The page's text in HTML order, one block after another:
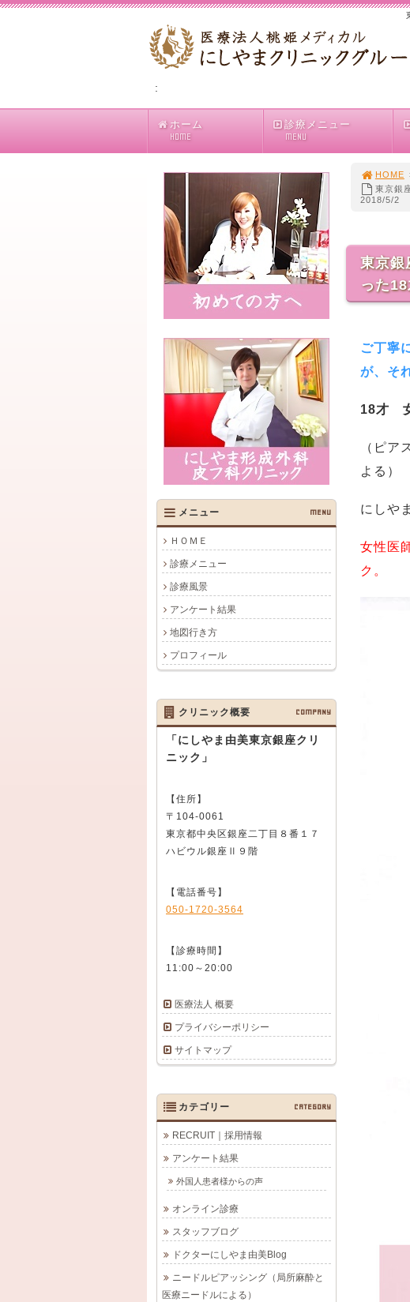
:
ホーム
HOME
診療メニュー
MENU
HOME
東京銀
2018/5/2
東京銀
った
ご丁寧
が、そ
18才
（ピ
よる）
にしや
女性医
ク。
メニュー MENU
ＨＯＭＥ
診療メニュー
診療風景
アンケート結果
地図行き方
プロフィール
クリニック概要 COMPANY
「にしやま由美東京銀座クリ
ニック」
【住所】
〒104-0061
東京都中央区銀座二丁目８番１７
ハビウル銀座Ⅱ９階
【電話番号】
050-1720-3564
【診療時間】
11:00～20:00
医療法人 概要
プライバシーポリシー
サイトマップ
カテゴリー CATEGORY
RECRUIT｜採用情報
アンケート結果
外国人患者様からの声
オンライン診療
スタッフブログ
ドクターにしやま由美Blog
ニードルピアッシング（局所麻酔と
医療ニードルによる）